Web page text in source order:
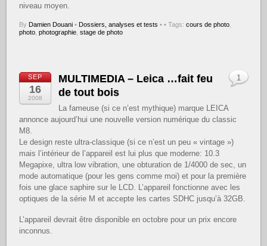
niveau moyen.
By Damien Douani • Dossiers, analyses et tests • • Tags:cours de photo
photo ,photographie ,stage de photo
SEP
16
2008
MULTIMEDIA – Leica …fait feu
de tout bois
La fameuse (si ce n’est mythique) marque LEICA
annonce aujourd’hui une nouvelle version numérique du classic
M8.
Le design reste ultra-classique (si ce n’est un peu « vintage »)
mais l’intérieur de l’appareil est lui plus que moderne: 10.3
Megapixe, ultra low vibration, une obturation de 1/4000 de sec, un
mode automatique (pour les gens comme moi) et pour la première
fois une glace saphire sur le LCD. L’appareil fonctionne avec les
optiques de la série M et accepte les cartes SDHC jusqu’à 32GB.
L’appareil devrait être disponible en octobre pour un prix encore
inconnus.
1